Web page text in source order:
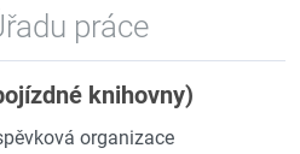
práce
knihovny)
organizace